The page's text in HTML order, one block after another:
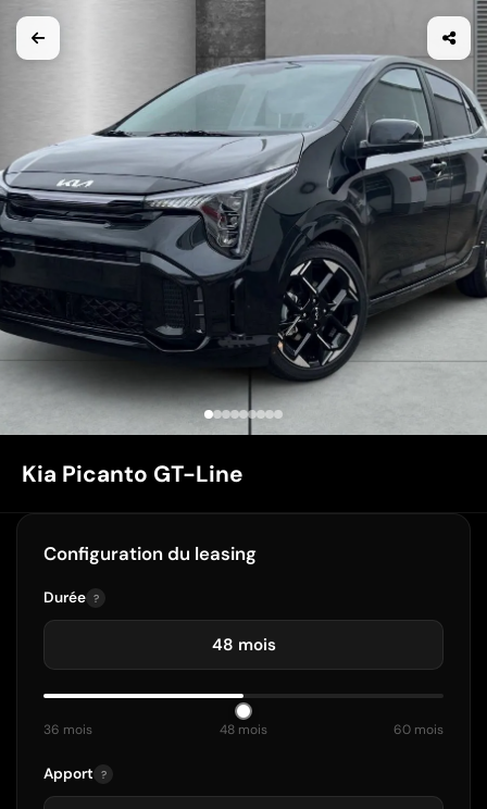
Kia Picanto GT-Line
Configuration du leasing
Durée ?
48 mois
36 mois 48 mois 60 mois
Apport ?